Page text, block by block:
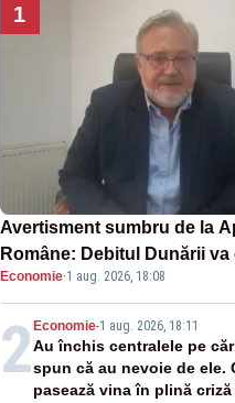
1
Avertisment sumbru de la
Române: Debitul Dunării
să scadă. Cernavodă s-ar
în 4 zile
Economie·1 aug. 2026, 18:08
2 Economie-1 aug. 2026, 18:11
Au închis centralele pe
spun că au nevoie de ele.
pasează vina în plină